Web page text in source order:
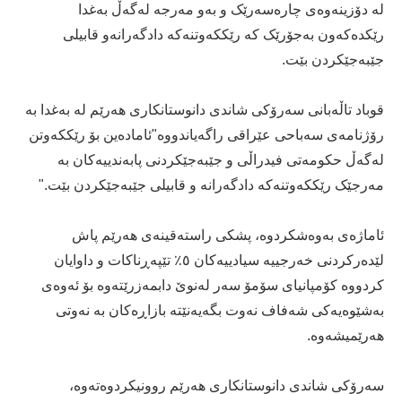
لە دۆزینەوەی چارەسەرێک و بەو مەرجە لەگەڵ بەغدا
رێکدەکەون بەجۆرێک کە رێککەوتنەکە دادگەرانەو قابیلی
جێبەجێكردن بێت.
قوباد تاڵەبانی سەرۆكی شاندی دانوستانكاری هەرێم لە بەغدا بە
رۆژنامەی سەباحی عێراقی راگەیاندووە"ئامادەین بۆ رێككەوتن
لەگەڵ حكومەتی فیدراڵی و جێبەجێكردنی پابەندییەكان بە
مەرجێک رێككەوتنەكە دادگەرانە و قابیلی جێبەجێكردن بێت."
ئاماژەى بەوەشکردوە، پشكی راستەقینەی هەرێم پاش
لێدەركردنی خەرجییە سیادییەكان ٥٪ تێپەڕناكات و داوایان
كردووە كۆمپانیای سۆمۆ سەر لەنوێ دابمەزرێتەوە بۆ ئەوەی
بەشێوەیەكی شەفاف نەوت بگەیەنێتە بازاڕەكان بە نەوتی
هەرێمیشەوە.
سەرۆکى شاندی دانوستانکاری هەرێم روونیکردوەتەوە،